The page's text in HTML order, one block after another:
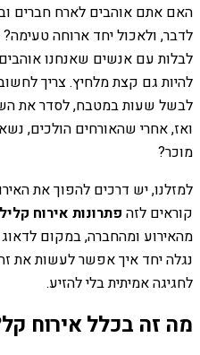
האם אתם אוהבים לארח חברים
לדבר, ולאכול יחד ארוחה
לבלות עם אנשים שאנחנו
להיות גם קצת מלחיץ. צריך
לבשל שעות במטבח, לסדר את
ואז, אחרי שהאורחים הולכים,
מוכר?
למזלנו, יש דרכים להפוך את
קוראים לזה פתרונות אירוח
מהאירוע ומהחברה, במקום לדאוג
נגלה יחד איך אפשר לעשות את
לחגיגה אמיתית בלי להזיע.
מה זה בכלל אירוח